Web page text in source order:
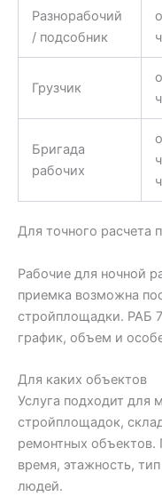
Разнорабочий
/ подсобник
Грузчик
Бригада
рабочих
Для точного расчета
Рабочие для ночной
приемка возможна
стройплощадки. РАБ
график, объем и
Для каких объектов
Услуга подходит для
стройплощадок,
ремонтных
время, этажность,
людей.